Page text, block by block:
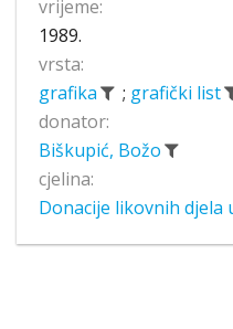
vrijeme:
1989.
vrsta:
grafika
; grafički list
donator:
Biškupić, Božo
cjelina:
Donacije likovnih